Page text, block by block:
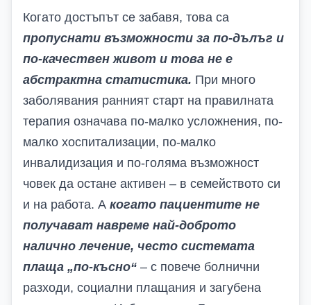
Когато достъпът се забавя, това са
пропуснати възможности за по-дълъг и
по-качествен живот и това не е
абстрактна статистика. При много
заболявания ранният старт на правилната
терапия означава по-малко усложнения, по-
малко хоспитализации, по-малко
инвалидизация и по-голяма възможност
човек да остане активен – в семейството си
и на работа. А когато пациентите не
получават навреме най-доброто
налично лечение, често системата
плаща „по-късно“ – с повече болнични
разходи, социални плащания и загубена